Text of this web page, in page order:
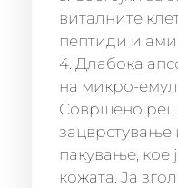
виталните
пептиди и
4. Длабока
на микро-
Совршено
зацврстување
пакување, кое
кожата. Ја